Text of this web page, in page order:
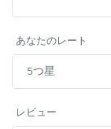
あなたのレート
レビュー